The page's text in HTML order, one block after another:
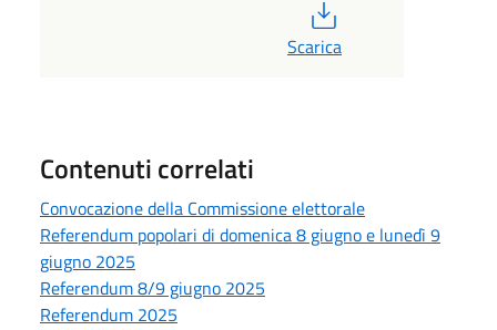
Scarica
Contenuti correlati
Convocazione della Commissione elettorale
Referendum popolari di domenica 8 giugno e lunedì 9
giugno 2025
Referendum 8/9 giugno 2025
Referendum 2025